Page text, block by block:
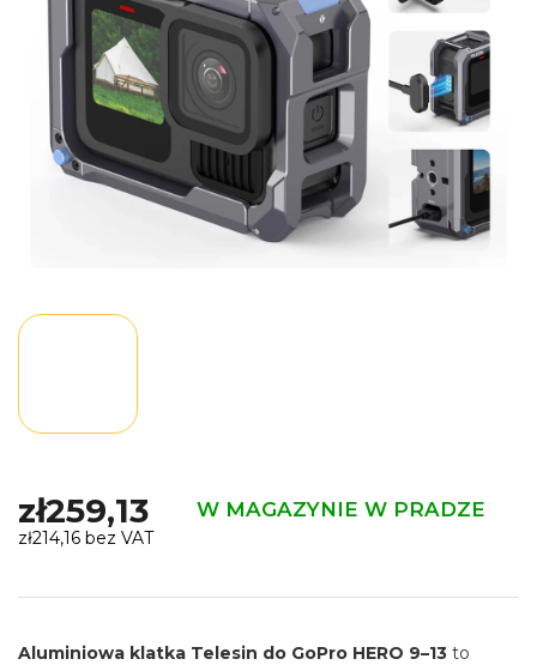
gwiazdek.
zł259,13 W MAGAZYNIE W PRADZE
zł214,16 bez VAT
jednostkowa:
Aluminiowa klatka Telesin do GoPro HERO 9–13 to